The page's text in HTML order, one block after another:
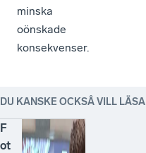
minska
oönskade
konsekvenser.
DU KANSKE OCKSÅ VILL LÄSA
F
ot